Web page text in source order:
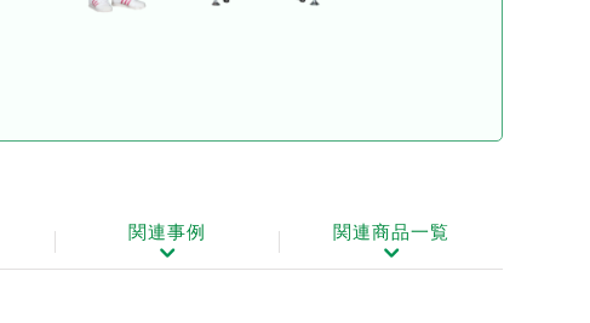
関連事例 関連商品一覧